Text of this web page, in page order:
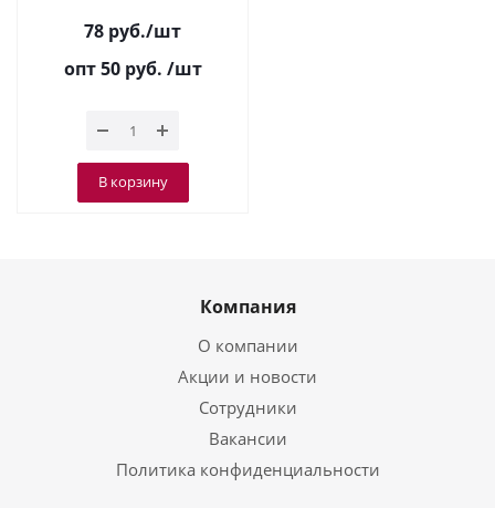
78 руб./шт
опт 50 руб. /шт
В корзину
Компания
О компании
Акции и новости
Сотрудники
Вакансии
Политика конфиденциальности